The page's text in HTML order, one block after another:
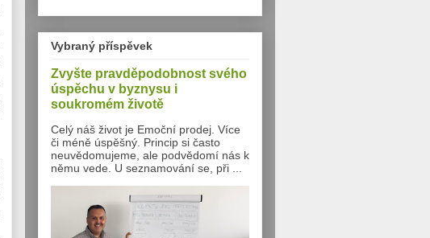
Vybraný příspěvek
Zvyšte pravděpodobnost svého
úspěchu v byznysu i
soukromém životě
Celý náš život je Emoční prodej. Více
či méně úspěšný. Princip si často
neuvědomujeme, ale podvědomí nás k
němu vede. U seznamování se, při ...